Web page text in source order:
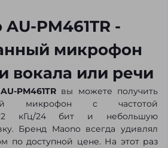
PM461TR -
микрофон
вокала или речи
PM461TR вы можете получить
микрофон с частотой
кГц/24 бит и небольшую
Бренд Maono всегда удивлял
по доступной цене. На этот раз